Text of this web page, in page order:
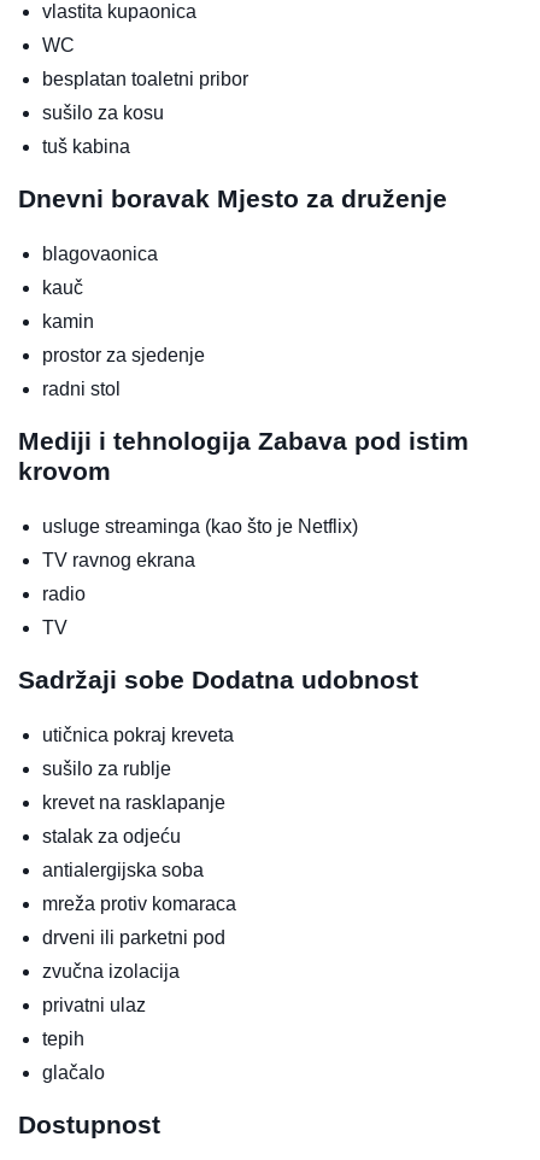
vlastita kupaonica
WC
besplatan toaletni pribor
sušilo za kosu
tuš kabina
Dnevni boravak Mjesto za druženje
blagovaonica
kauč
kamin
prostor za sjedenje
radni stol
Mediji i tehnologija Zabava pod istim
krovom
usluge streaminga (kao što je Netflix)
TV ravnog ekrana
radio
TV
Sadržaji sobe Dodatna udobnost
utičnica pokraj kreveta
sušilo za rublje
krevet na rasklapanje
stalak za odjeću
antialergijska soba
mreža protiv komaraca
drveni ili parketni pod
zvučna izolacija
privatni ulaz
tepih
glačalo
Dostupnost